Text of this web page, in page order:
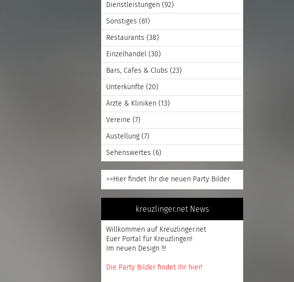
Dienstleistungen (92)
Sonstiges (61)
Restaurants (38)
Einzelhandel (30)
Bars, Cafes & Clubs (23)
Unterkünfte (20)
Ärzte & Kliniken (13)
Vereine (7)
Austellung (7)
Sehenswertes (6)
>>Hier findet Ihr die neuen Party Bilder
kreuzlinger.net News
Willkommen auf Kreuzlinger.net
Euer Portal für Kreuzlingen!
Im neuen Design !!!
Die Party Bilder findet Ihr hier!